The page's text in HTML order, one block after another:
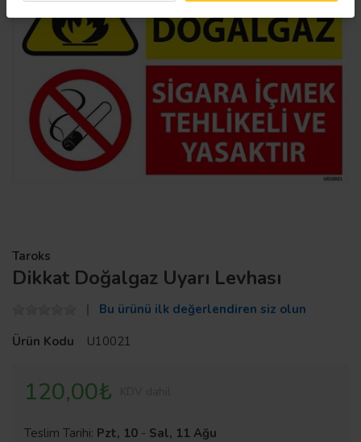
Taroks
Dikkat Doğalgaz Uyarı Levhası
Bu ürünü ilk değerlendiren siz olun
Ürün Kodu
U10021
120,00₺
Teslim Tarihi: Pzt, 10 - Sal, 11 Ağu